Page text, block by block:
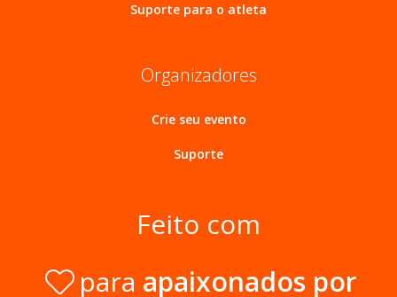
Suporte para o atleta
Organizadores
Crie seu evento
Suporte
Feito com
para apaixonados por